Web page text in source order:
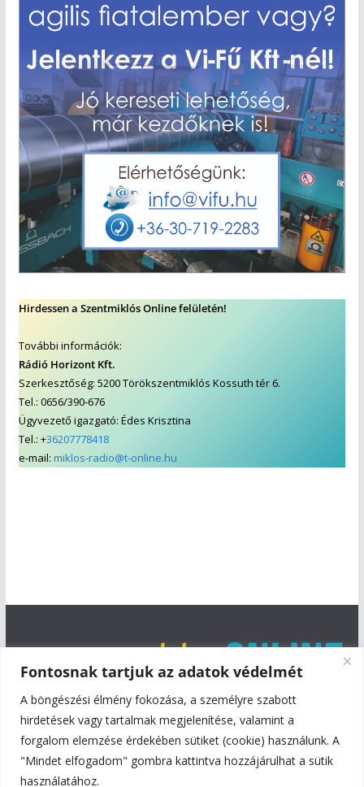
Fontosnak tartjuk az adatok védelmét
A böngészési élmény fokozása, a személyre szabott
hirdetések vagy tartalmak megjelenítése, valamint a
forgalom elemzése érdekében sütiket (cookie) használunk. A
"Mindet elfogadom" gombra kattintva hozzájárulhat a sütik
használatához.
Hirdessen a Szentmiklós Online felületén!
További információk:
Rádió Horizont Kft.
Szerkesztőség: 5200 Törökszentmiklós Kossuth tér 6.
Tel.: 0656/390-676
Ügyvezető igazgató: Édes Krisztina
Tel.: +36207778418
e-mail: miklos-radio@t-online.hu